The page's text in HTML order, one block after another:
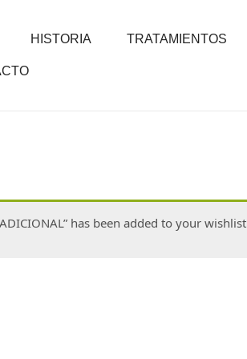
HISTORIA TRATAMIENTOS
has been added to your wishlist